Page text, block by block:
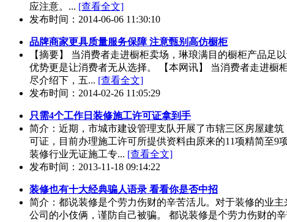
应注意。... [查看全文]
发布时间：2014-06-06 11:30:10
品牌商家更具质量服务保障 注意甄别高仿橱柜
【摘要】 当消费者走进橱柜卖场，琳琅满目的橱柜产品
优势更是让消费者无从选择。 【本网讯】 当消费者走进橱
尽介绍下，五... [查看全文]
发布时间：2014-02-26 11:05:29
只需4个工作日装修施工许可证拿到手
简介：近期，市城市建设管理支队开展了市辖三区房屋建
可证，目前办理施工许可所提供资料由原来的11项精简至
装修行业无证施工专... [查看全文]
发布时间：2013-11-18 09:14:22
装修也有十大经典骗人语录 看看你是否中招
简介：都说装修是个劳力伤财的辛苦活儿。对于装修的业
公司的小伎俩，谨防自己被骗。 都说装修是个劳力伤财的